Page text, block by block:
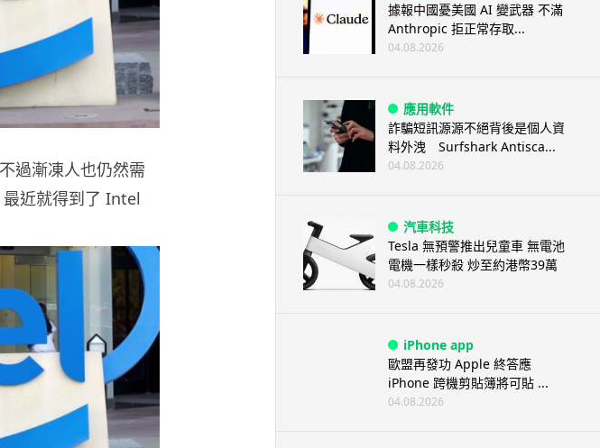
過漸凍人也仍然需
最近就得到了 Intel
據報中國憂美國 AI 變武器 不滿
Anthropic 拒正常存取...
04.08.2026
應用軟件
詐騙短訊源源不絕背後是個人資
料外洩 Surfshark Antisca...
04.08.2026
汽車科技
Tesla 無預警推出兒童車 無電池
電機一樣秒殺 炒至約港幣39萬
04.08.2026
iPhone app
歐盟再發功 Apple 終答應
iPhone 跨機剪貼簿將可貼 ...
04.08.2026